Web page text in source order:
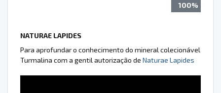
100%
NATURAE LAPIDES
Para aprofundar o conhecimento do mineral colecionável
Turmalina com a gentil autorização de Naturae Lapides